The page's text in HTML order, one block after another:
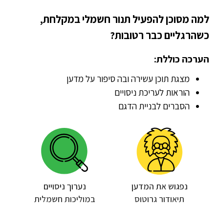
למה מסוכן להפעיל תנור חשמלי במקלחת,
כשהרגליים כבר רטובות?
הערכה כוללת:
מצגת תוכן עשירה ובה סיפור על מדען
הוראות לעריכת ניסויים
הסברים לבניית הדגם
נפגוש את המדען
תיאודור גרוטוס
נערוך ניסויים
במוליכות חשמלית